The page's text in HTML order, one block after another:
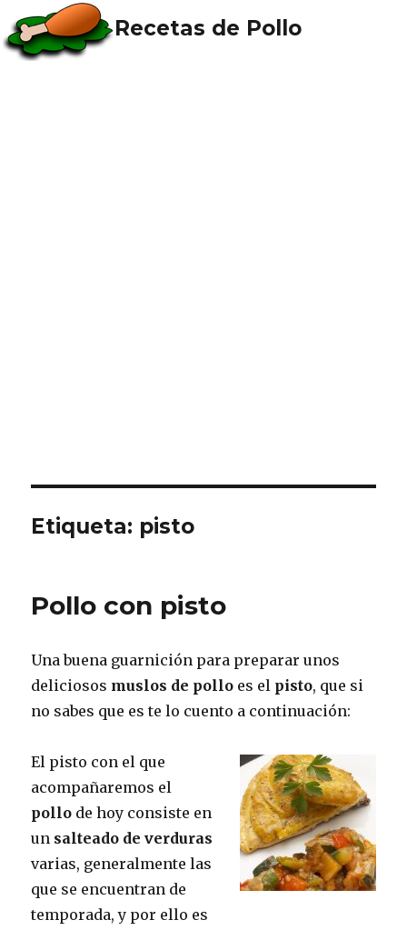
Recetas de Pollo
Etiqueta: pisto
Pollo con pisto
Una buena guarnición para preparar unos
deliciosos muslos de pollo es el pisto, que si
no sabes que es te lo cuento a continuación:
El pisto con el que
acompañaremos el
pollo de hoy consiste en
un salteado de verduras
varias, generalmente las
que se encuentran de
temporada, y por ello es